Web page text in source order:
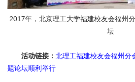
校
友
ENGLISH
2017年，北京理工大学福建校友会福州
坛
活动链接： 北理工福建校友会福州分
题论坛顺利举行